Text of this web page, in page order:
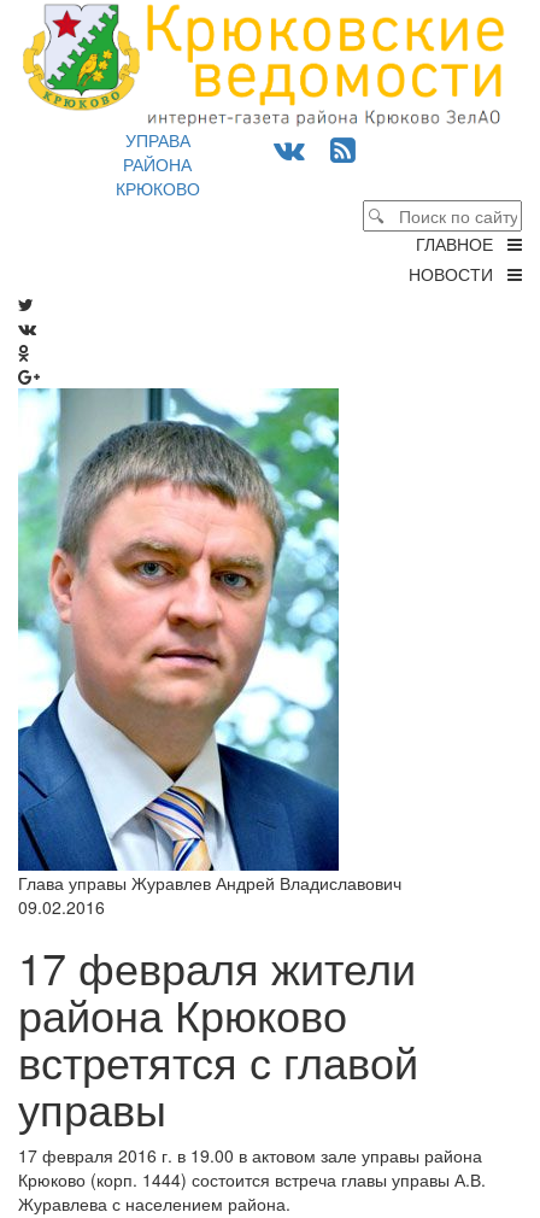
УПРАВА
РАЙОНА
КРЮКОВО
ГЛАВНОЕ
НОВОСТИ
Глава управы Журавлев Андрей Владиславович
09.02.2016
17 февраля жители
района Крюково
встретятся с главой
управы
17 февраля 2016 г. в 19.00 в актовом зале управы района
Крюково (корп. 1444) состоится встреча главы управы А.В.
Журавлева с населением района.